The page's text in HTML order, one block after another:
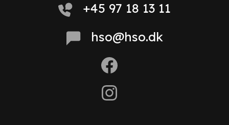
+45 97 18 13 11
hso@hso.dk